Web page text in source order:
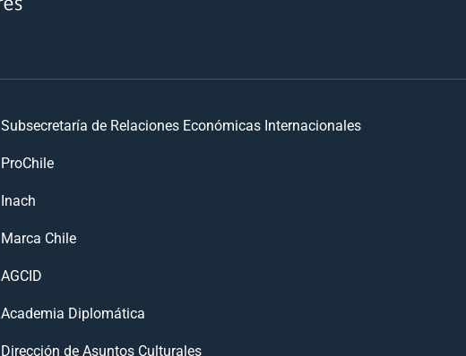
Subsecretaría de Relaciones Económicas Internacionales
ProChile
Inach
Marca Chile
AGCID
Academia Diplomática
Dirección de Asuntos Culturales